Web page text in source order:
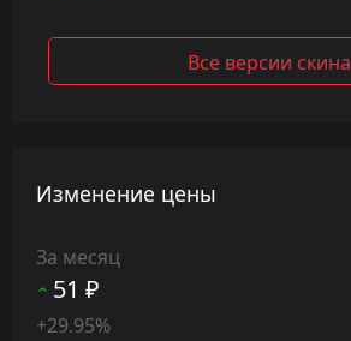
Все версии скина
Изменение цены
За месяц
51 ₽
+29.95%